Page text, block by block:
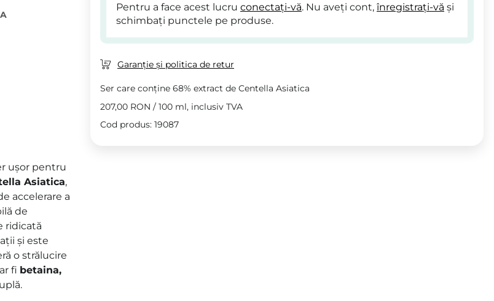
ușor pentru
Asiatica,
accelerare a
de
ridicată
și este
o strălucire
fi betaina,
Pentru a face acest lucru conectați-vă. Nu aveți cont, înregistrați-vă și
schimbați punctele pe produse.
Garanție și politica de retur
Ser care conține 68% extract de Centella Asiatica
207,00 RON / 100 ml, inclusiv TVA
Cod produs: 19087